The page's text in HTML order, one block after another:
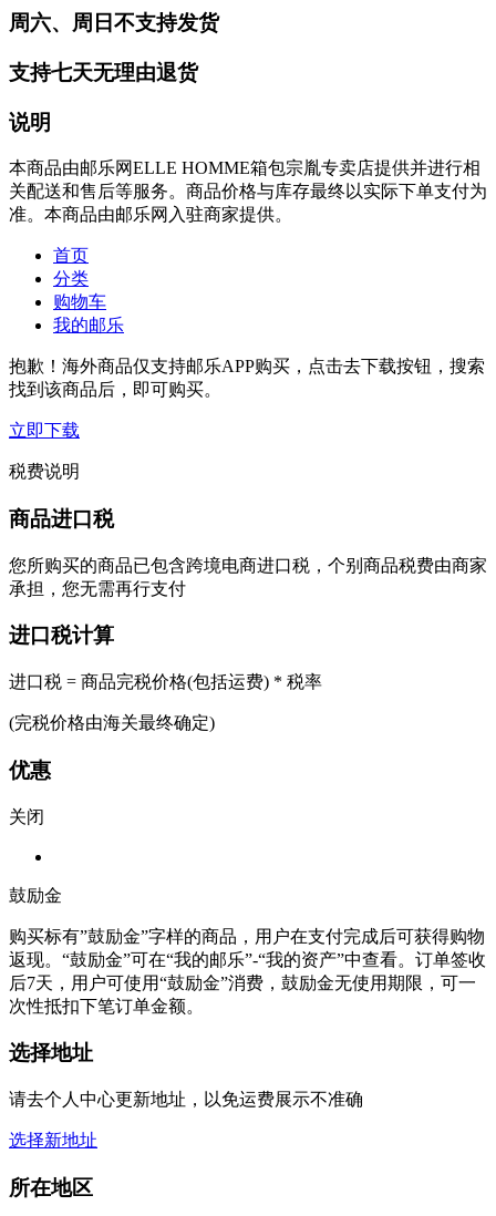
周六、周日不支持发货
支持七天无理由退货
说明
本商品由邮乐网ELLE HOMME箱包宗胤专卖店提供并进行相
关配送和售后等服务。商品价格与库存最终以实际下单支付为
准。本商品由邮乐网入驻商家提供。
首页
分类
购物车
我的邮乐
抱歉！海外商品仅支持邮乐APP购买，点击去下载按钮，搜索
找到该商品后，即可购买。
立即下载
税费说明
商品进口税
您所购买的商品已包含跨境电商进口税，个别商品税费由商家
承担，您无需再行支付
进口税计算
进口税 = 商品完税价格(包括运费) * 税率
(完税价格由海关最终确定)
优惠
关闭
鼓励金
购买标有”鼓励金”字样的商品，用户在支付完成后可获得购物
返现。“鼓励金”可在“我的邮乐”-“我的资产”中查看。订单签收
后7天，用户可使用“鼓励金”消费，鼓励金无使用期限，可一
次性抵扣下笔订单金额。
选择地址
请去个人中心更新地址，以免运费展示不准确
选择新地址
所在地区